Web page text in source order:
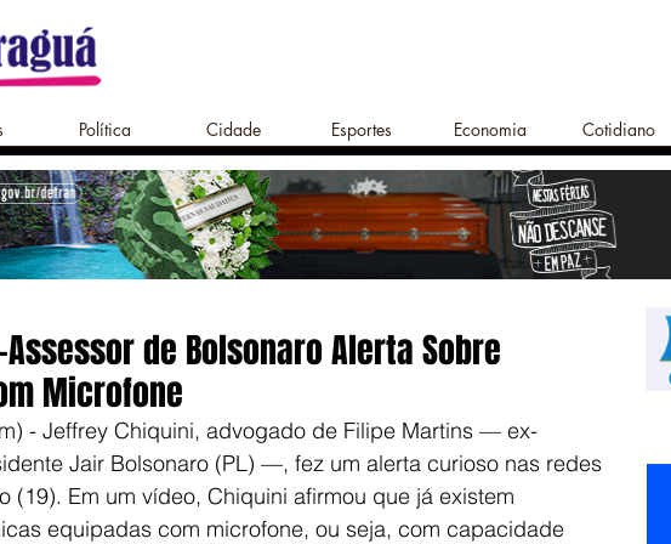
Política Cidade Esportes Economia Cotidiano
de Bolsonaro Alerta Sobre
Microfone
- Jeffrey Chiquini, advogado de Filipe Martins — ex-
Jair Bolsonaro (PL) —, fez um alerta curioso nas redes
(19). Em um vídeo, Chiquini afirmou que já existem
equipadas com microfone, ou seja, com capacidade